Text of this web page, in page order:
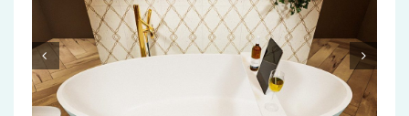
Klimaatbeheersing
PVC